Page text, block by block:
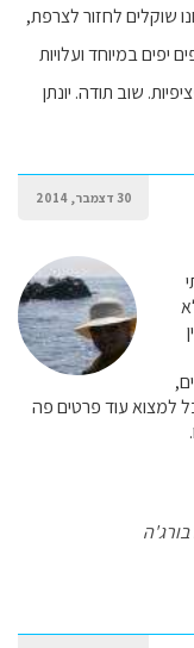
שוקלים לחזור לצרפת,
יפים במיוחד ועלויות
שוב תודה. יונתן
30 דצמבר, 2014
למצוא עוד פרטים פה